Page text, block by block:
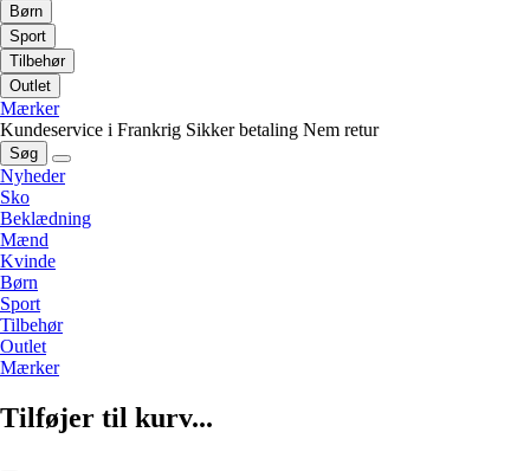
Børn
Sport
Tilbehør
Outlet
Mærker
Kundeservice i Frankrig Sikker betaling Nem retur
Søg
Nyheder
Sko
Beklædning
Mænd
Kvinde
Børn
Sport
Tilbehør
Outlet
Mærker
Tilføjer til kurv...